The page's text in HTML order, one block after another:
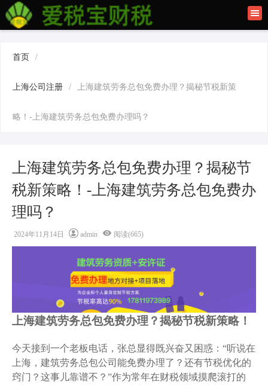
首页
首页 /
上海公司注册 / 上海建筑劳务总包免费办理？揭秘节税新策
略！-上海建筑劳务总包免费办理吗？
上海建筑劳务总包免费办理？揭秘节
税新策略！-上海建筑劳务总包免费办
理吗？
2024年11月14日 admin 阅读(665)
上海建筑劳务总包免费办理？揭秘节税新策略！
今天接到一个老板电话，张总显得既兴奋又困惑：“听说在
上海，建筑劳务总包公司能免费办理了？还有节税优化的
窍门？这事儿靠谱不？”作为常年在财税领域摸爬滚打的